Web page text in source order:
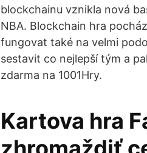
blockchainu vznikla nová
NBA. Blockchain hra
fungovat také na velmi
sestavit co nejlepší tým a
zdarma na 1001Hry.
Kartova hra